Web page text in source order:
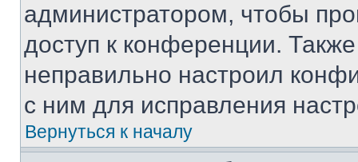
администратором, чтобы
доступ к конференции.
неправильно настроил
с ним для исправления
Вернуться к началу